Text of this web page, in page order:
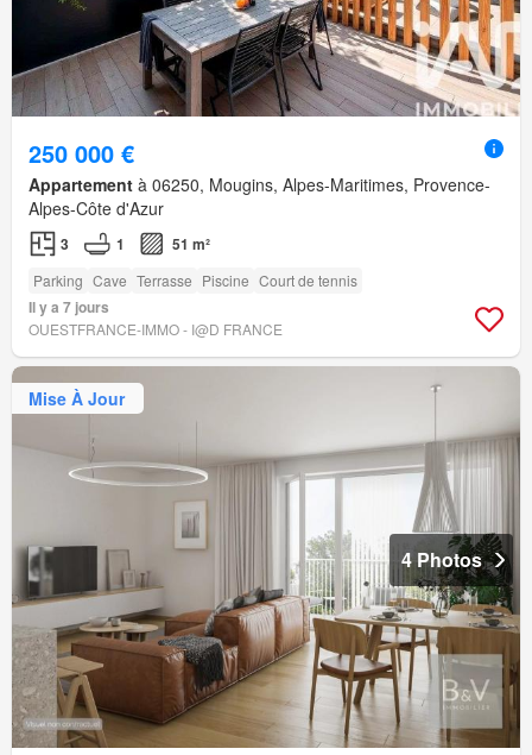
250 000 €
Appartement à 06250, Mougins, Alpes-Maritimes, Provence-
Alpes-Côte d'Azur
3 1 51 m²
Parking Cave Terrasse Piscine Court de tennis
Il y a 7 jours
OUESTFRANCE-IMMO - I@D FRANCE
Mise À Jour
4 Photos